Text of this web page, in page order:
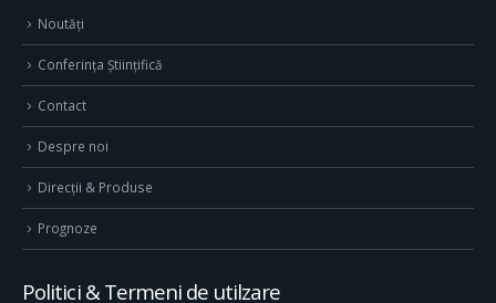
Noutăți
Conferința Științifică
Contact
Despre noi
Direcţii & Produse
Prognoze
Politici & Termeni de utilzare